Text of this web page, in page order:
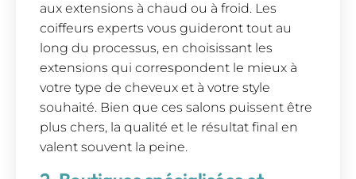
aux extensions à chaud ou à froid. Les
coiffeurs experts vous guideront tout au
long du processus, en choisissant les
extensions qui correspondent le mieux à
votre type de cheveux et à votre style
souhaité. Bien que ces salons puissent être
plus chers, la qualité et le résultat final en
valent souvent la peine.